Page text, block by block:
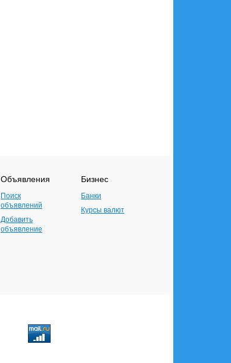
Объявления
Поиск
объявлений
Добавить
объявление
Бизнес
Банки
Курсы валют